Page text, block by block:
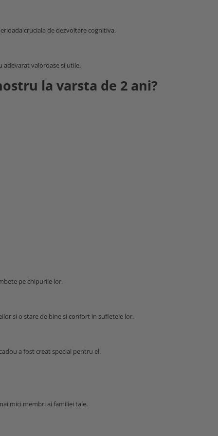
cruciala de dezvoltare cognitiva.
adevarat valoroase si utile.
la varsta de 2 ani?
pe chipurile lor.
si o stare de bine si confort in sufletele lor.
a fost creat special pentru el.
mici membri ai familiei tale.